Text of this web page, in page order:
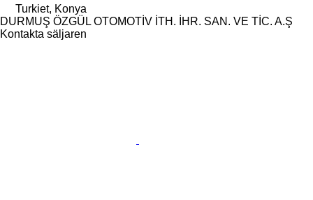
Turkiet, Konya
DURMUŞ ÖZGÜL OTOMOTİV İTH. İHR. SAN. VE TİC. A.Ş
Kontakta säljaren